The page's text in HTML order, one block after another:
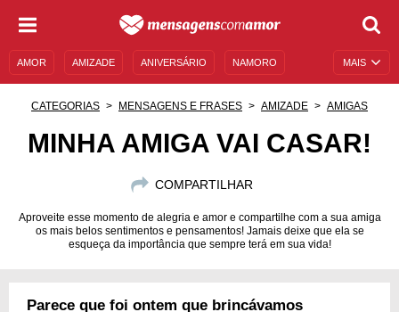
MAIS
AMOR AMIZADE ANIVERSÁRIO NAMORO
CATEGORIAS MENSAGENS E FRASES AMIZADE AMIGAS
MINHA AMIGA VAI CASAR!
COMPARTILHAR
Aproveite esse momento de alegria e amor e compartilhe com a sua amiga
os mais belos sentimentos e pensamentos! Jamais deixe que ela se
esqueça da importância que sempre terá em sua vida!
Parece que foi ontem que brincávamos